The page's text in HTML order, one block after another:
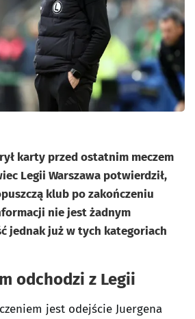
karty przed ostatnim meczem
Legii Warszawa potwierdził,
klub po zakończeniu
nie jest żadnym
jednak już w tych kategoriach
odchodzi z Legii
jest odejście Juergena